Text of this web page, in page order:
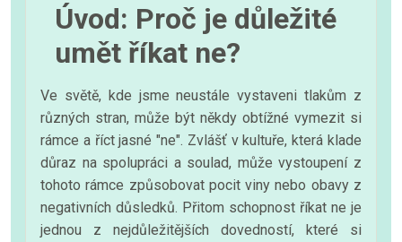
Úvod: Proč je důležité
umět říkat ne?
Ve světě, kde jsme neustále vystaveni tlakům z
různých stran, může být někdy obtížné vymezit si
rámce a říct jasné "ne". Zvlášť v kultuře, která klade
důraz na spolupráci a soulad, může vystoupení z
tohoto rámce způsobovat pocit viny nebo obavy z
negativních důsledků. Přitom schopnost říkat ne je
jednou z nejdůležitějších dovedností, které si